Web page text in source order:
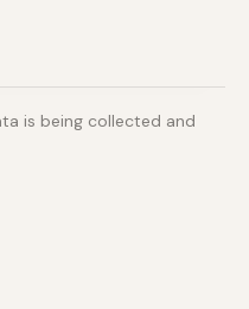
is being collected and